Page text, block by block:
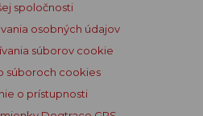
spoločnosti
osobných údajov
súborov cookie
súboroch cookies
o prístupnosti